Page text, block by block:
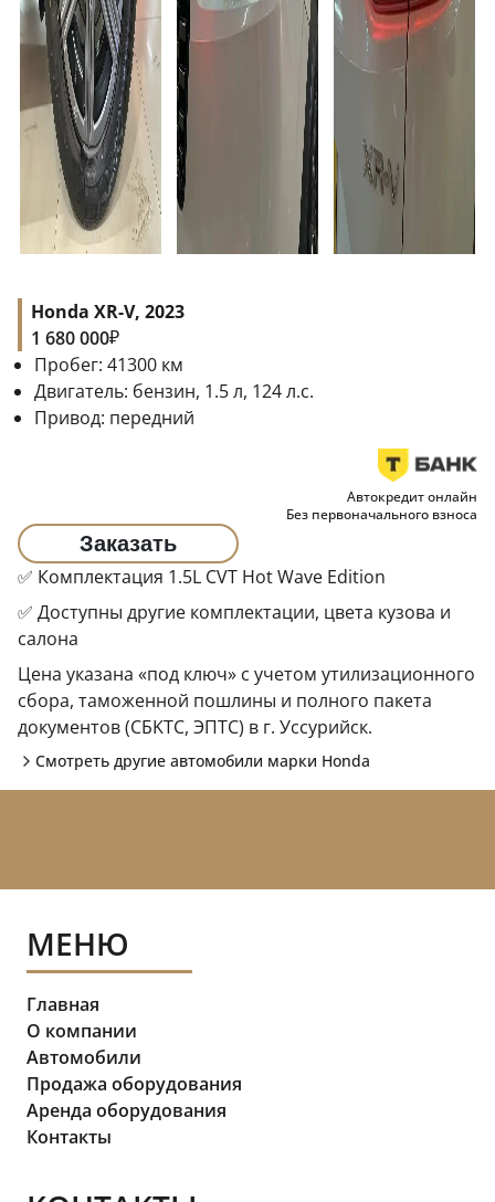
Honda XR-V, 2023
1 680 000₽
Пробег: 41300 км
Двигатель: бензин, 1.5 л, 124 л.с.
Привод: передний
Автокредит онлайн
Без первоначального взноса
Заказать
✅ Комплектация 1.5L CVT Hot Wave Edition
✅ Доступны другие комплектации, цвета кузова и
салона
Цена указана «под ключ» с учетом утилизационного
сбора, таможенной пошлины и полного пакета
документов (CБKТС, ЭПTC) в г. Уссурийск.
Смотреть другие автомобили марки Honda
МЕНЮ
Главная
О компании
Автомобили
Продажа оборудования
Аренда оборудования
Контакты